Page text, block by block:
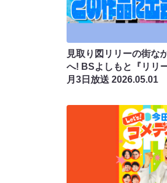
見取り図リリーの街な
へ! BSよしもと『リリ
月3日放送 2026.05.01